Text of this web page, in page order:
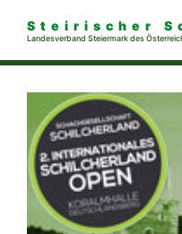
Steirischer
Landesverband Steiermark des